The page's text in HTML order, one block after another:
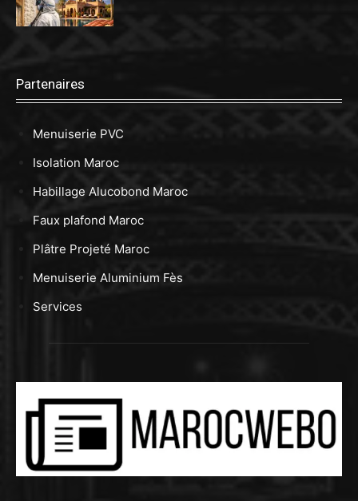
Partenaires
Menuiserie PVC
Isolation Maroc
Habillage Alucobond Maroc
Faux plafond Maroc
Plâtre Projeté Maroc
Menuiserie Aluminium Fès
Services